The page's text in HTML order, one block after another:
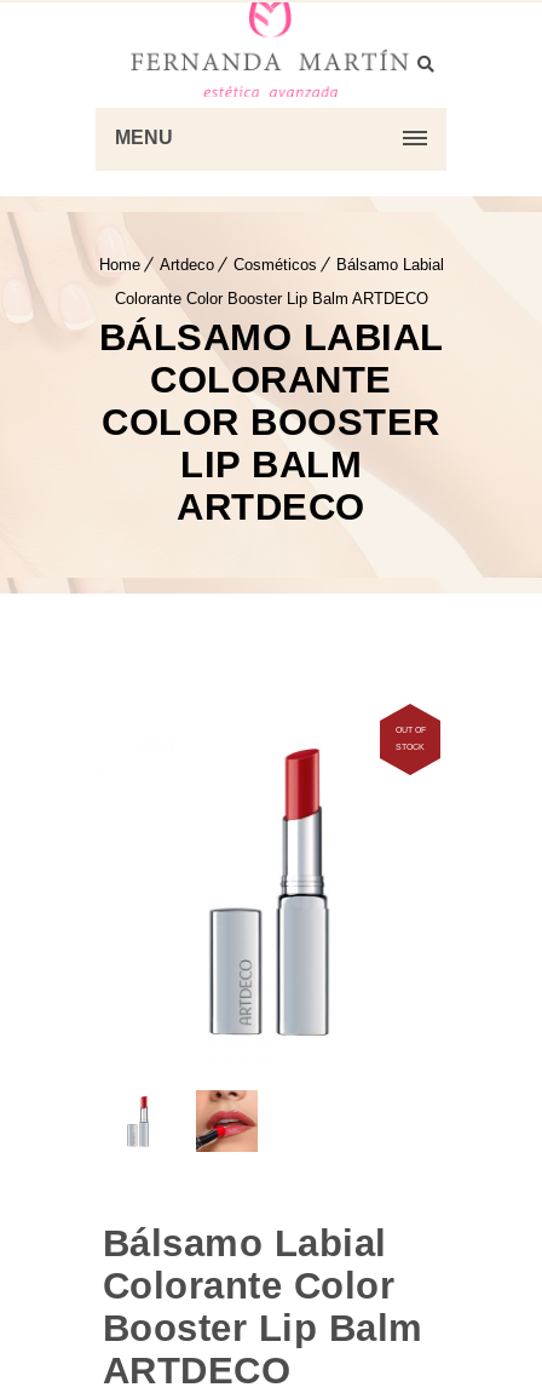
MENU
Home Artdeco Cosméticos
Bálsamo Labial
Colorante Color Booster Lip Balm ARTDECO
BÁLSAMO LABIAL
COLORANTE
COLOR BOOSTER
LIP BALM
ARTDECO
OUT OF
STOCK
Bálsamo Labial
Colorante Color
Booster Lip Balm
ARTDECO